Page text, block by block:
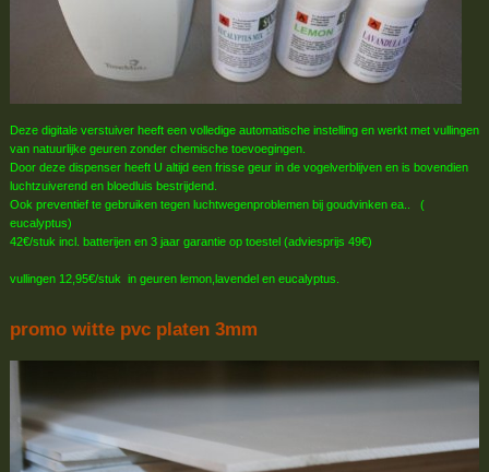
Deze digitale verstuiver heeft een volledige automatische instelling en werkt met vullingen
van natuurlijke geuren zonder chemische toevoegingen.
Door deze dispenser heeft U altijd een frisse geur in de vogelverblijven en is bovendien
luchtzuiverend en bloedluis bestrijdend.
Ook preventief te gebruiken tegen luchtwegenproblemen bij goudvinken ea.. (
eucalyptus)
42€/stuk incl. batterijen en 3 jaar garantie op toestel (adviesprijs 49€)
vullingen 12,95€/stuk in geuren lemon,lavendel en eucalyptus.
promo witte pvc platen 3mm